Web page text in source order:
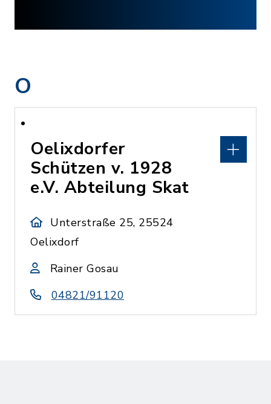
O
Oelixdorfer
Schützen v. 1928
e.V. Abteilung Skat
Unterstraße 25, 25524
Oelixdorf
Rainer Gosau
04821/91120